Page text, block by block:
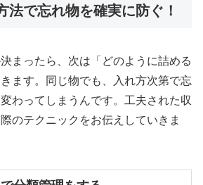
法で忘れ物を確実に防ぐ！
まったら、次は「どのように詰める
ます。同じ物でも、入れ方次第で忘
わってしまうんです。工夫された収
のテクニックをお伝えしていきま